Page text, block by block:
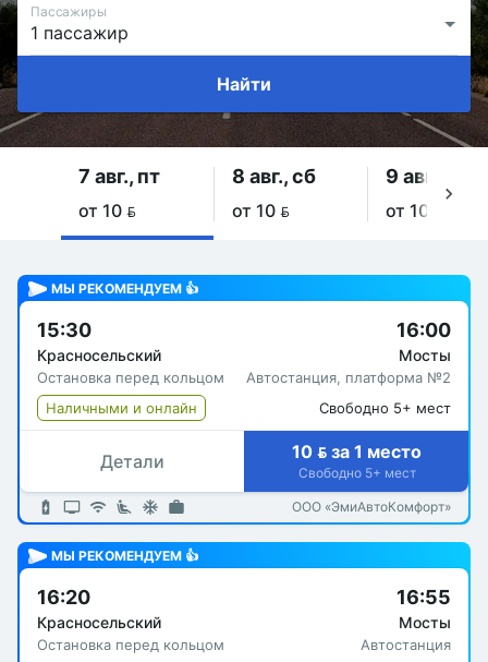
Пассажиры
Найти
7 авг., пт
от 10 
8 авг., сб
от 10 
9 авг., вс
от 10 
МЫ РЕКОМЕНДУЕМ 👍
15:30
Красносельский
Остановка перед кольцом
16:00
Мосты
Автостанция, платформа №2
Наличными и онлайн
Свободно 5+ мест
Детали 10  за 1 место
Свободно 5+ мест
ООО «ЭмиАвтоКомфорт»
МЫ РЕКОМЕНДУЕМ 👍
16:20
Красносельский
Остановка перед кольцом
16:55
Мосты
Автостанция